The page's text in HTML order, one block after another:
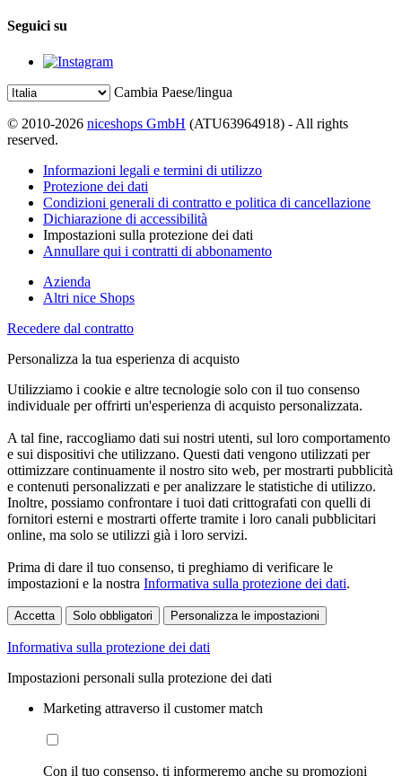
Seguici su
Cambia Paese/lingua
© 2010-2026 niceshops GmbH (ATU63964918) - All rights
reserved.
Informazioni legali e termini di utilizzo
Protezione dei dati
Condizioni generali di contratto e politica di cancellazione
Dichiarazione di accessibilità
Impostazioni sulla protezione dei dati
Annullare qui i contratti di abbonamento
Azienda
Altri nice Shops
Recedere dal contratto
Personalizza la tua esperienza di acquisto
Utilizziamo i cookie e altre tecnologie solo con il tuo consenso
individuale per offrirti un'esperienza di acquisto personalizzata.
A tal fine, raccogliamo dati sui nostri utenti, sul loro comportamento
e sui dispositivi che utilizzano. Questi dati vengono utilizzati per
ottimizzare continuamente il nostro sito web, per mostrarti pubblicità
e contenuti personalizzati e per analizzare le statistiche di utilizzo.
Inoltre, possiamo confrontare i tuoi dati crittografati con quelli di
fornitori esterni e mostrarti offerte tramite i loro canali pubblicitari
online, ma solo se utilizzi già i loro servizi.
Prima di dare il tuo consenso, ti preghiamo di verificare le
impostazioni e la nostra Informativa sulla protezione dei dati.
Accetta Solo obbligatori Personalizza le impostazioni
Informativa sulla protezione dei dati
Impostazioni personali sulla protezione dei dati
Marketing attraverso il customer match
Con il tuo consenso, ti informeremo anche su promozioni